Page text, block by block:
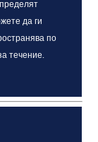
да ги
по
течение.